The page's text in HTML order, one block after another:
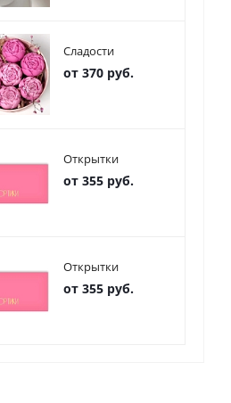
Сладости
от 370 руб.
Открытки
от 355 руб.
Открытки
от 355 руб.